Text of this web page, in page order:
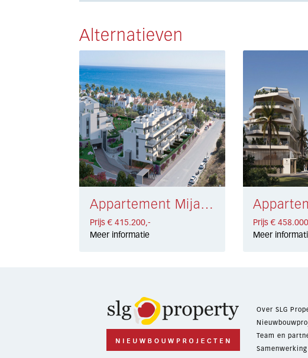
Alternatieven
Appartement Mijas Costa € 415.200,-
Prijs € 415.200,-
Meer informatie
Prijs €
Meer
Over SLG
Team en
Samenwerking